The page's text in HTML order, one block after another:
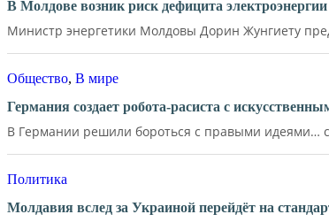
В Молдове возник риск дефицита
Министр энергетики Молдовы Дорин Жунгиету
Общество, В мире
Германия создает робота-расиста с
В Германии решили бороться с правыми идеями…
Политика
Молдавия вслед за Украиной перейдёт на